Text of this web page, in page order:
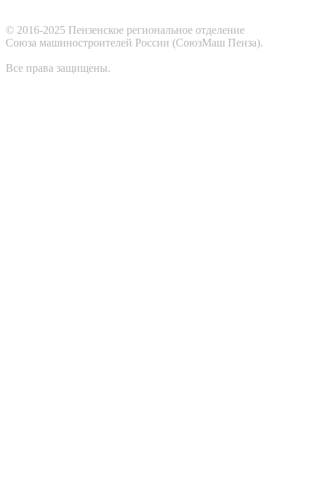
© 2016-2025 Пензенское региональное отделение
Cоюза машиностроителей России (СоюзМаш Пенза).
Все права защищены.